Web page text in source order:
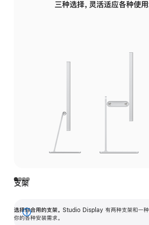
三种选择，灵活适应各种使用
支架
选择你合用的支架。 Studio Display 有两种支架和一种
你的各种安装需求。
展